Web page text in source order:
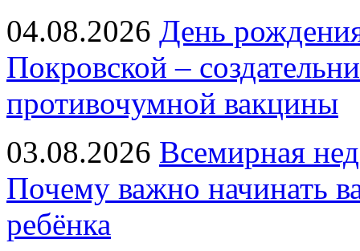
04.08.2026 День
Покровской –
противочумной вакцины
03.08.2026 Всемирная
Почему важно начинать
ребёнка